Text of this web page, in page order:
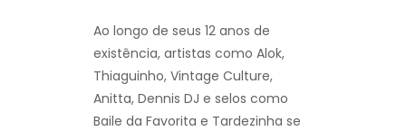
Ao longo de seus 12 anos de
existência, artistas como Alok,
Thiaguinho, Vintage Culture,
Anitta, Dennis DJ e selos como
Baile da Favorita e Tardezinha se